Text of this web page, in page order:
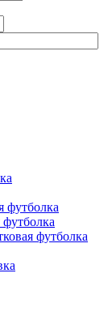
футболка
футболка